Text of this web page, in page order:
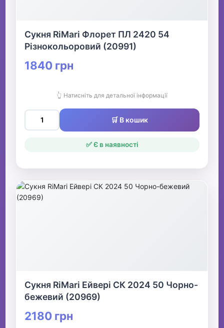
Сукня RiMari Флорет ПЛ 2420 54
Різнокольоровий (20991)
1840 грн
👆 Натисніть для детальної інформації
🛒 В кошик
✅ Є в наявності
Сукня RiMari Ейвері СК 2024 50 Чорно-
бежевий (20969)
2180 грн